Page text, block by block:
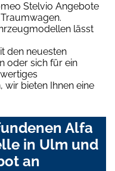
Stelvio Angebote
lässt
den neuesten
oder sich für ein
wir bieten Ihnen eine
Alfa
in Ulm und
an